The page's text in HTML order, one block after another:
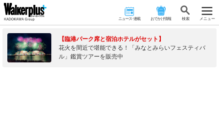
ニュース･連載 おでかけ情報 検 索 メニュー
【臨港パーク席と宿泊ホテルがセット】
花火を間近で堪能できる！「みなとみらいフェスティバ
ル」鑑賞ツアーを販売中